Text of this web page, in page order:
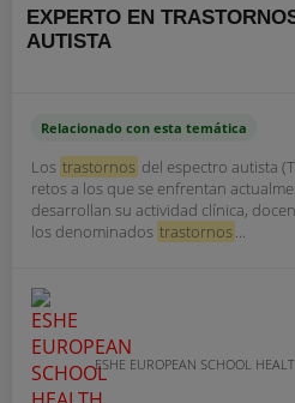
EXPERTO EN
AUTISTA
Relacionado con esta temática
Los trastornos del espectro autista
retos a los que se enfrentan
desarrollan su actividad clínica,
los denominados trastornos...
ESHE EUROPEAN SCHOOL